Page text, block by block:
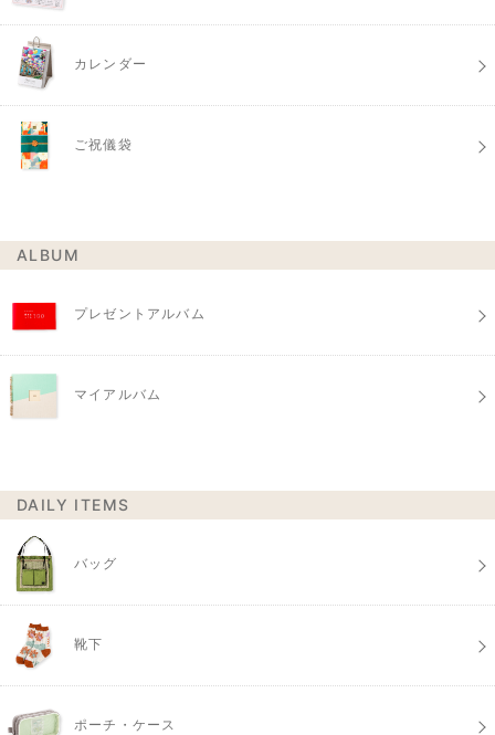
カレンダー
ご祝儀袋
ALBUM
プレゼントアルバム
マイアルバム
DAILY ITEMS
バッグ
靴下
ポーチ・ケース